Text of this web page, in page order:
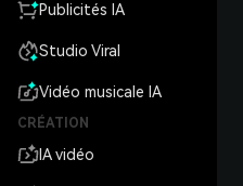
Publicités IA
Studio Viral
Vidéo musicale IA
CRÉATION
IA vidéo